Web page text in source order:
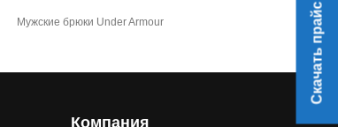
Мужские брюки Under Armour
Компания
Скачать прайс